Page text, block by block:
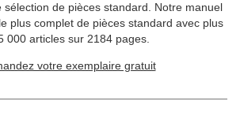
sélection de pièces standard. Notre manuel
plus complet de pièces standard avec plus
000 articles sur 2184 pages.
votre exemplaire gratuit